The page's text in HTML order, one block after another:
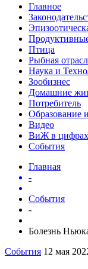
Главное
Птица
Рыбная
Наука и
Зообизнес
Домашние
Потребитель
Образование
Видео
ВиЖ в цифрах
События
Главная
-
События
-
Болезнь
События 12 мая